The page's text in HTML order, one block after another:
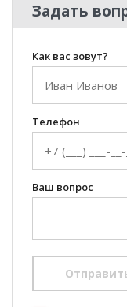
Задать
Как вас зовут?
Телефон
Ваш вопрос